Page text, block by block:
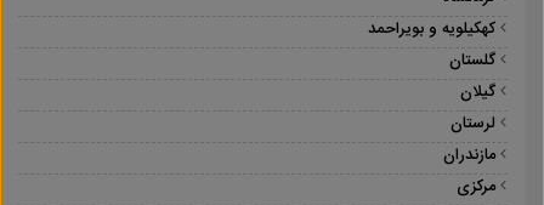
کهکیلویه و بویراحمد
گلستان
گیلان
لرستان
مازندران
مرکزی